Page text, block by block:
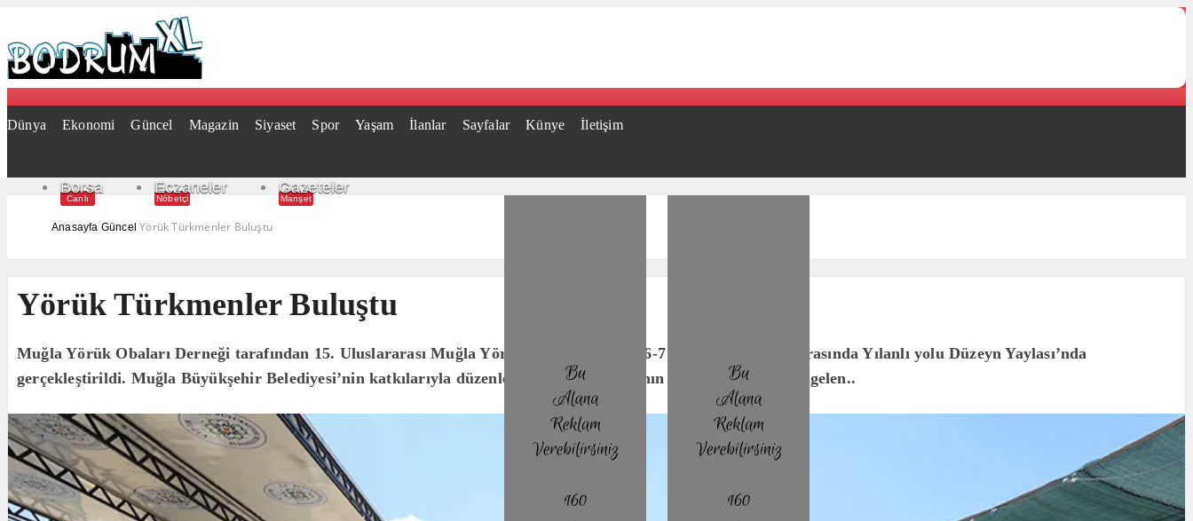
Dünya Ekonomi Güncel Magazin Siyaset Spor Yaşam İlanlar Sayfalar Künye İletişim
Borsa
Canlı
Eczaneler
Nöbetçi
Gazeteler
Manşet
Anasayfa Güncel Yörük Türkmenler Buluştu
Yörük Türkmenler Buluştu
Muğla Yörük Obaları Derneği tarafından 15. Uluslararası Muğla Yörük Türkmen Toyu, 6-7 Temmuz tarihleri arasında Yılanlı yolu Düzeyn Yaylası’nda
gerçekleştirildi. Muğla Büyükşehir Belediyesi’nin katkılarıyla düzenlenen etkinlik dünyanın farklı şehirlerinden gelen..